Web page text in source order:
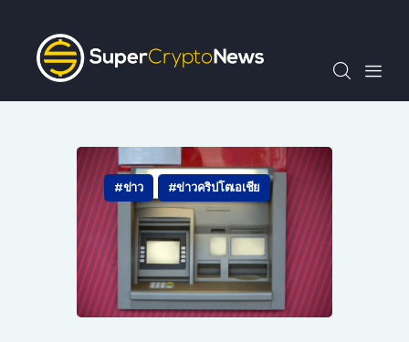
SCN30index
ข่าว
ถาม-ตอบ
ความรู้เบื้องต้น
วีดีโอ
ข่าวประชาสัมพันธ์
ไทย
ข่าว ข่าวคริปโตเอเชีย